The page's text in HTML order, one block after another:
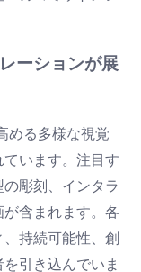
ーションが展
める多様な視覚
います。注目す
彫刻、インタラ
含まれます。各
持続可能性、創
引き込んでいま